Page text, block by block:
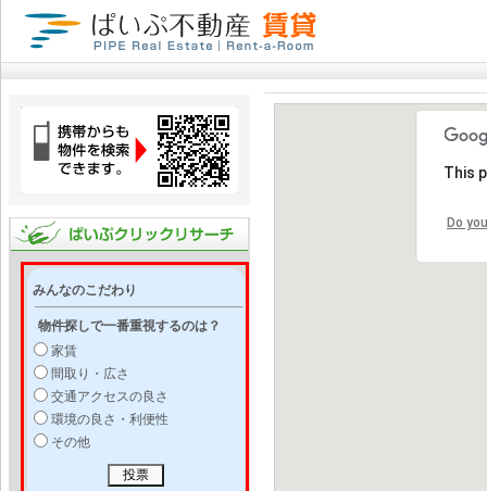
みんなのこだわり
物件探しで一番重視するのは？
家賃
間取り・広さ
交通アクセスの良さ
環境の良さ・利便性
その他
This
Do